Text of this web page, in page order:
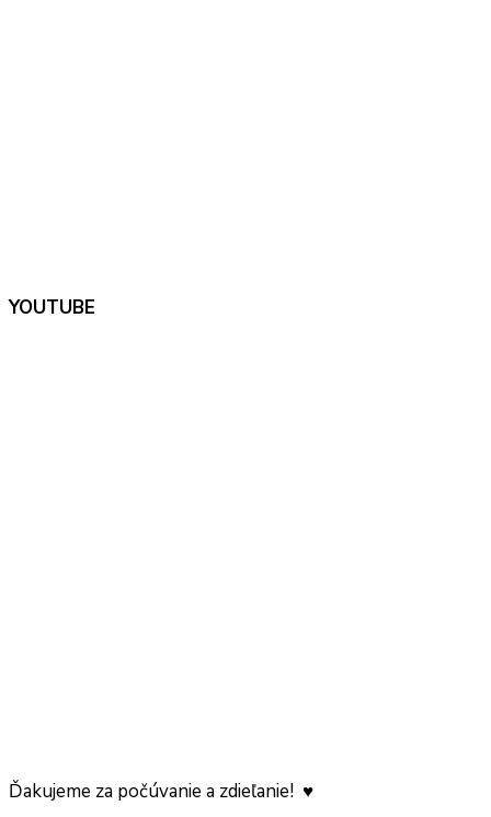
YOUTUBE
Ďakujeme za počúvanie a zdieľanie! ♥